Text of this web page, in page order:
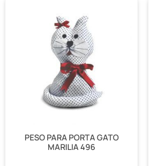
PESO PARA PORTA GATO
MARILIA 496